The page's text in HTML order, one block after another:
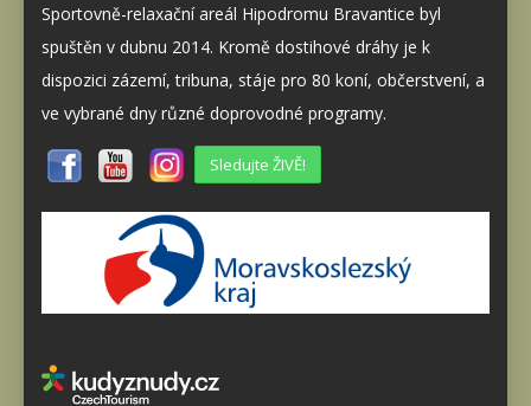
Sportovně-relaxační areál Hipodromu Bravantice byl
spuštěn v dubnu 2014. Kromě dostihové dráhy je k
dispozici zázemí, tribuna, stáje pro 80 koní, občerstvení, a
ve vybrané dny různé doprovodné programy.
Sledujte ŽIVĚ!